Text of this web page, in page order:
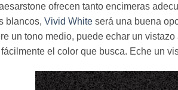
ofrecen tanto encimeras
blancos, Vivid White será una buena
un tono medio, puede echar un
el color que busca. Eche un